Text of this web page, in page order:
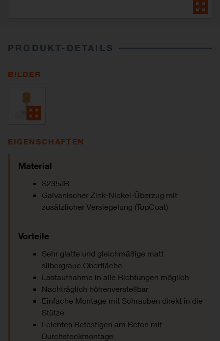
PRODUKT-DETAILS
BILDER
EIGENSCHAFTEN
Material
S235JR
Galvanischer Zink-Nickel-Überzug mit
zusätzlicher Versiegelung (TopCoat)
Vorteile
Sehr glatte und gleichmäßige matt
silbergraue Oberfläche
Lastaufnahme in alle Richtungen möglich
Nachträglich höhenverstellbar
Einfache Montage mit Schrauben direkt in die
Stütze
Leichtes Befestigen am Beton mit
Durchsteckmontage